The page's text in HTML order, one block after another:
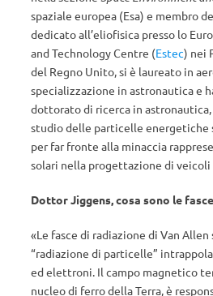
spaziale europea (Esa) e membro
dedicato all’eliofisica presso lo
and Technology Centre (Estec) nei
del Regno Unito, si è laureato in
specializzazione in astronautica e
dottorato di ricerca in
studio delle particelle energetiche
per far fronte alla minaccia
solari nella progettazione di veicoli
Dottor Jiggens, cosa sono le
«Le fasce di radiazione di Van
“radiazione di particelle”
ed elettroni. Il campo magnetico
nucleo di ferro della Terra, è